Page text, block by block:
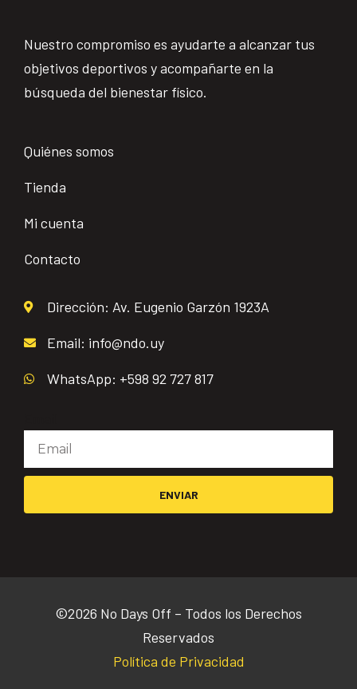
Nuestro compromiso es ayudarte a alcanzar tus
objetivos deportivos y acompañarte en la
búsqueda del bienestar físico.
Quiénes somos
Tienda
Mi cuenta
Contacto
Dirección: Av. Eugenio Garzón 1923A
Email: info@ndo.uy
WhatsApp: +598 92 727 817
ENVIAR
©2026 No Days Off – Todos los Derechos
Reservados
Política de Privacidad